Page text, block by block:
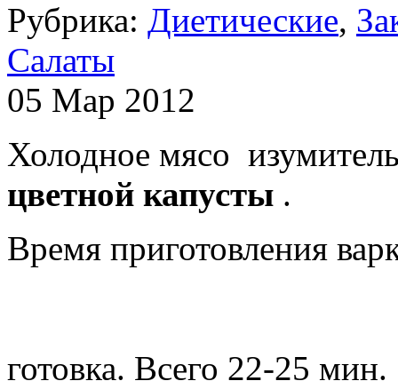
Рубрика: Диетические,
Салаты
05 Мар 2012
Холодное мясо
цветной капусты .
Время приготовления
готовка. Всего 22-25 мин.